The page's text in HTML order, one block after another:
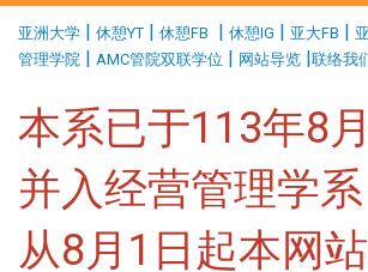
亚洲大学 | 休憩YT | 休憩FB | 休憩IG | 亚大FB |
管理学院 | AMC管院双联学位 | 网站导览 |联络我
本系已于113年8
并入经营管理学系
从8月1日起本网